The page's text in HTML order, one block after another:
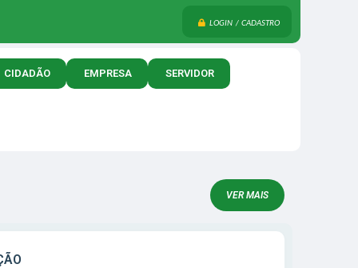
LOGIN / CADASTRO
CIDADÃO EMPRESA SERVIDOR
VER MAIS